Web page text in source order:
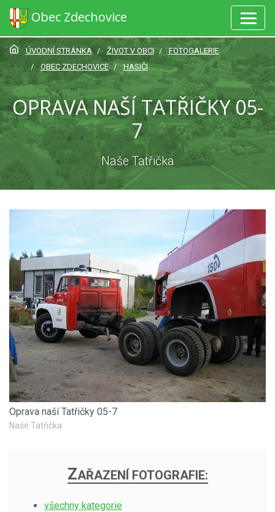
Obec Zdechovice
ÚVODNÍ STRÁNKA ŽIVOT V OBCI
FOTOGALERIE
OBEC ZDECHOVICE
HASIČI
OPRAVA NAŠÍ TATŘIČKY 05-
7
Naše Tatřička
Oprava naší Tatřičky 05-7
Naše Tatřička
ZAŘAZENÍ FOTOGRAFIE:
všechny kategorie